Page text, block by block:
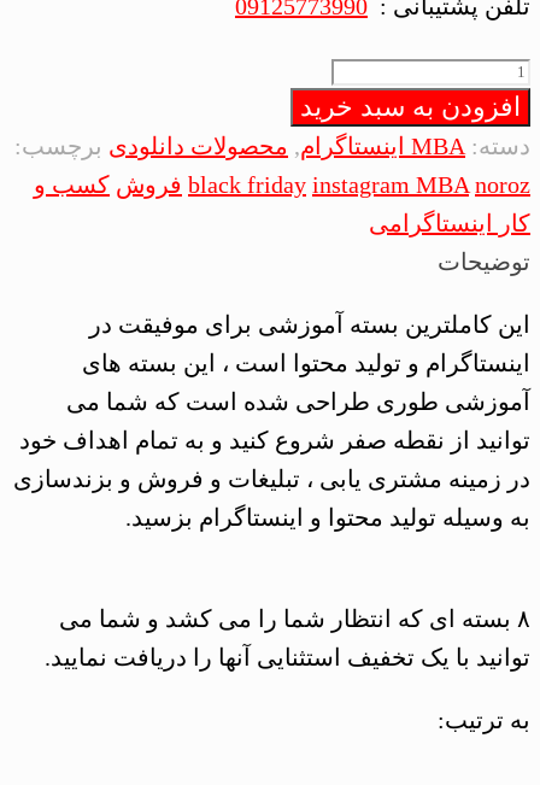
تلفن پشتیبانی : 09125773990
بسته
MBA
اینستاگرام
:
Instagram
MBA
کاملترین
بسته
اینستاگرام
و
محتوا
عدد
افزودن به سبد خرید
دسته: MBA اینستاگرام , محصولات دانلودی برچسب:
black friday instagram MBA noroz فروش کسب و
کار اینستاگرامی
توضیحات
این کاملترین بسته آموزشی برای موفیقت در
اینستاگرام و تولید محتوا است ، این بسته های
آموزشی طوری طراحی شده است که شما می
توانید از نقطه صفر شروع کنید و به تمام اهداف خود
در زمینه مشتری یابی ، تبلیغات و فروش و بزندسازی
به وسیله تولید محتوا و اینستاگرام بزسید.
۸ بسته ای که انتظار شما را می کشد و شما می
توانید با یک تخفیف استثنایی آنها را دریافت نمایید.
به ترتیب: